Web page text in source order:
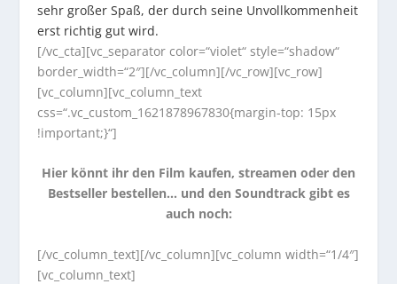
sehr großer Spaß, der durch seine Unvollkommenheit
erst richtig gut wird.
[/vc_cta][vc_separator color=“violet“ style=“shadow“
border_width=“2″][/vc_column][/vc_row][vc_row]
[vc_column][vc_column_text
css=“.vc_custom_1621878967830{margin-top: 15px
!important;}“]
Hier könnt ihr den Film kaufen, streamen oder den
Bestseller bestellen… und den Soundtrack gibt es
auch noch:
[/vc_column_text][/vc_column][vc_column width=“1/4″]
[vc_column_text]